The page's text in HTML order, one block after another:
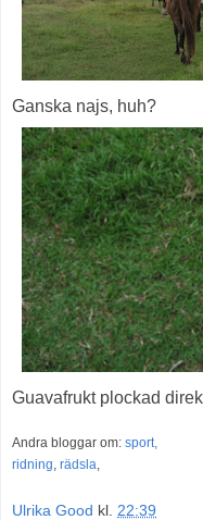
Ganska najs, huh?
Guavafrukt plockad
Andra bloggar om: sport,
ridning, rädsla,
Ulrika Good kl. 22:39